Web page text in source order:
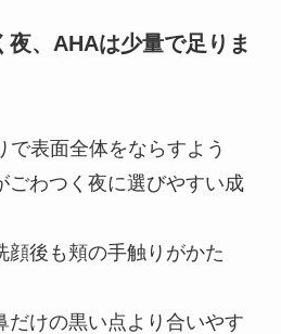
夜、AHAは少量で足りま
で表面全体をならすよう
ごわつく夜に選びやすい成
顔後も頬の手触りがかた
だけの黒い点より合いやす